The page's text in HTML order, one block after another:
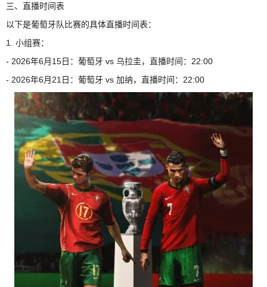
三、直播时间表
以下是葡萄牙队比赛的具体直播时间表：
1. 小组赛：
- 2026年6月15日：葡萄牙 vs 乌拉圭，直播时间：22:00
- 2026年6月21日：葡萄牙 vs 加纳，直播时间：22:00